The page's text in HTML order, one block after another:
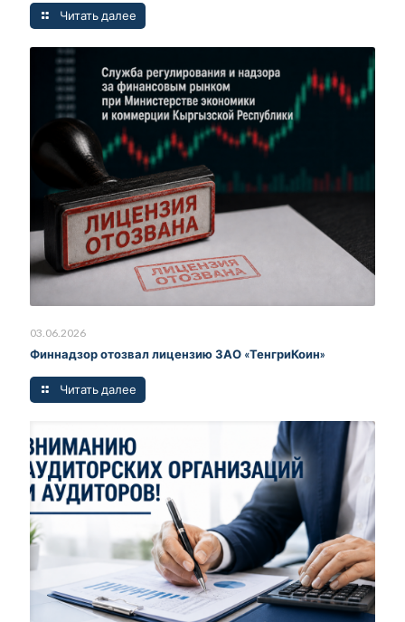
Читать далее
03.06.2026
Финнадзор отозвал лицензию ЗАО «ТенгриКоин»
Читать далее